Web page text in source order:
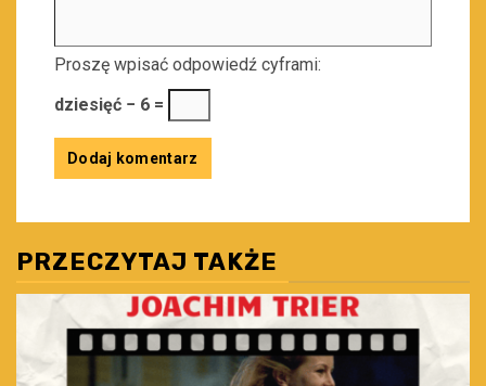
Proszę wpisać odpowiedź cyframi:
dziesięć − 6 =
PRZECZYTAJ TAKŻE